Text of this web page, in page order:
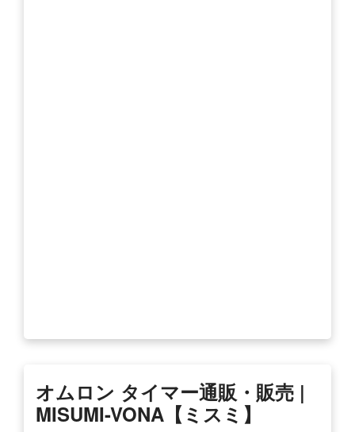
オムロン タイマー通販・販売 |
MISUMI-VONA【ミスミ】